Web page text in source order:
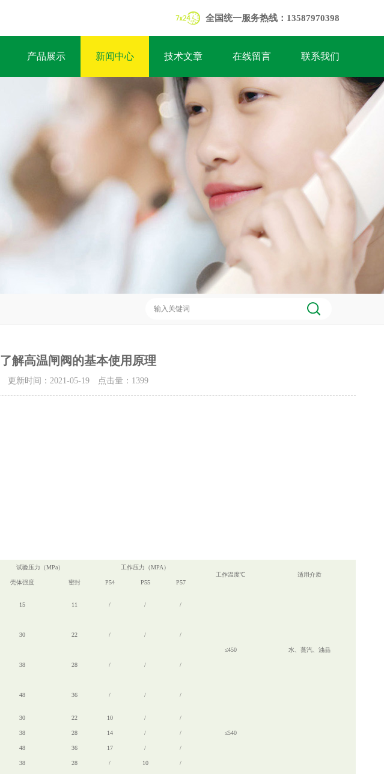
全国统一服务热线：13587970398
产品展示 新闻中心 技术文章 在线留言 联系我们
了解高温闸阀的基本使用原理
更新时间：2021-05-19 点击量： 1399
试验压力（MPa）
工作压力（MPA）
工作温度℃
适用介质
壳体强度
密封 P54 P55 P57
15 11 / / /
≤450 水、蒸汽、油品
30 22 / / /
38 28 / / /
48 36 / / /
30 22 10 / /
≤540
38 28 14 / /
48 36 17 / /
38 28 / 10 /